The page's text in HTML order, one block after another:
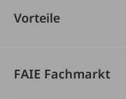
Vorteile
FAIE Fachmarkt